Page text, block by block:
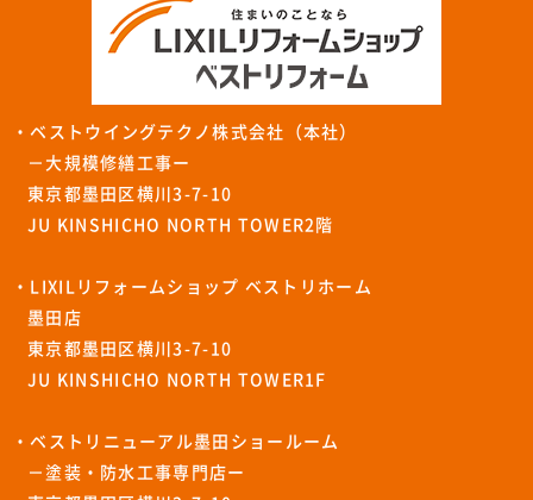
・ベストウイングテクノ株式会社（本社）
－大規模修繕工事ー
東京都墨田区横川3-7-10
JU KINSHICHO NORTH TOWER2階
・LIXILリフォームショップ ベストリホーム
墨田店
東京都墨田区横川3-7-10
JU KINSHICHO NORTH TOWER1F
・ベストリニューアル墨田ショールーム
－塗装・防水工事専門店ー